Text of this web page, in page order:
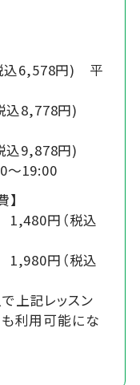
込6,578円) 平
8,778円)
9,878円)
～19:00
1,480円（税込
1,980円（税込
上記レッスン
利用可能にな